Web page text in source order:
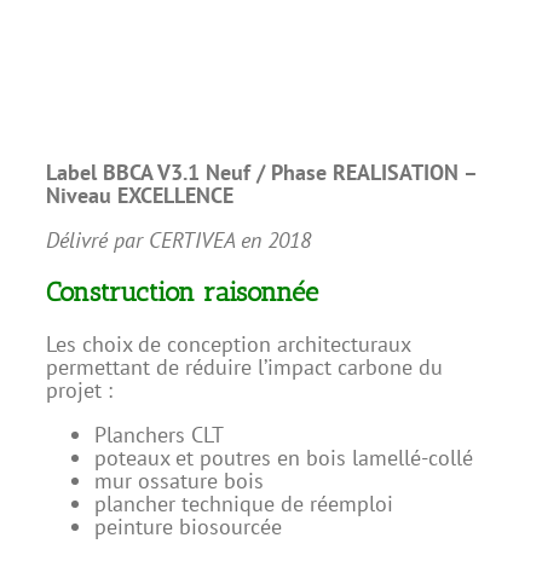
Label BBCA V3.1 Neuf / Phase REALISATION –
Niveau EXCELLENCE
Délivré par CERTIVEA en 2018
Construction raisonnée
Les choix de conception architecturaux
permettant de réduire l’impact carbone du
projet :
Planchers CLT
poteaux et poutres en bois lamellé-collé
mur ossature bois
plancher technique de réemploi
peinture biosourcée